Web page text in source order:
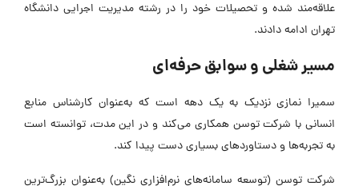
علاقه‌مند شده و تحصیلات خود را در رشته مدیریت اجرایی دانشگاه
تهران ادامه دادند.
مسیر شغلی و سوابق حرفه‌ای
سمیرا نمازی نزدیک به یک دهه است که به‌عنوان کارشناس منابع
انسانی با شرکت توسن همکاری می‌کند و در این مدت، توانسته است
به تجربه‌ها و دستاوردهای بسیاری دست پیدا کند.
شرکت توسن (توسعه سامانه‌های نرم‌افزاری نگین) به‌عنوان بزرگ‌ترین